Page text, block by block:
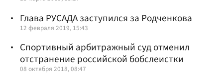
Глава РУСАДА заступился за Родченкова
12 февраля 2019, 15:43
Спортивный арбитражный суд отменил
отстранение российской бобслеистки
08 октября 2018, 08:47